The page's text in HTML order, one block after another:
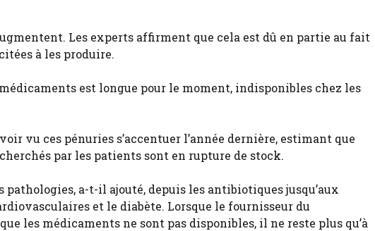
Les experts affirment que cela est dû en partie au fait
à les produire.
est longue pour le moment, indisponibles chez les
vu ces pénuries s’accentuer l’année dernière, estimant que
par les patients sont en rupture de stock.
a-t-il ajouté, depuis les antibiotiques jusqu’aux
et le diabète. Lorsque le fournisseur du
les médicaments ne sont pas disponibles, il ne reste plus qu’à